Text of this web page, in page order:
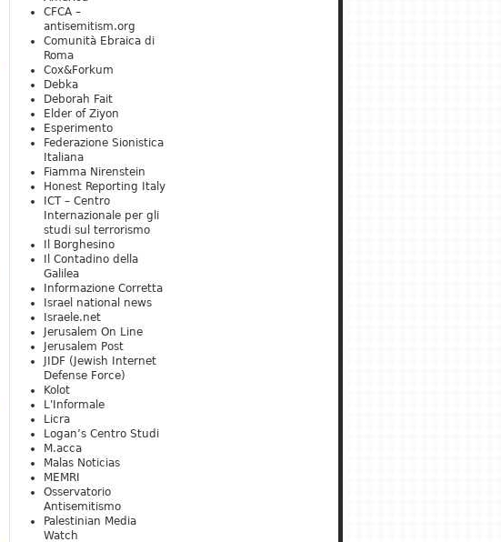
CFCA –
antisemitism.org
Comunità Ebraica di
Roma
Cox&Forkum
Debka
Deborah Fait
Elder of Ziyon
Esperimento
Federazione Sionistica
Italiana
Fiamma Nirenstein
Honest Reporting Italy
ICT – Centro
Internazionale per gli
studi sul terrorismo
Il Borghesino
Il Contadino della
Galilea
Informazione Corretta
Israel national news
Israele.net
Jerusalem On Line
Jerusalem Post
JIDF (Jewish Internet
Defense Force)
Kolot
L'Informale
Licra
Logan’s Centro Studi
M.acca
Malas Noticias
MEMRI
Osservatorio
Antisemitismo
Palestinian Media
Watch